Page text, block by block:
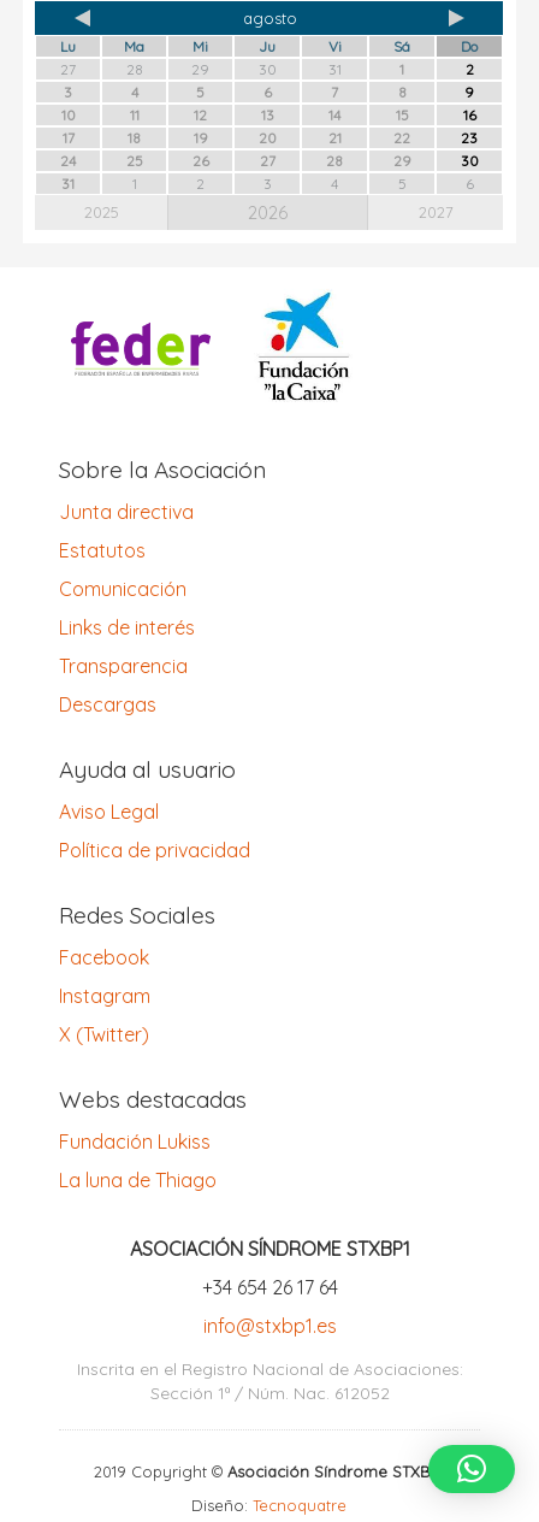
agosto
Lu Ma Mi Ju Vi Sá
Do
27
28 29 30 31 1
2
3
4 5 6 7 8
9
10
11 12 13 14 15
16
17
18 19 20 21 22
23
24
25 26 27 28 29
30
31
1 2 3 4 5 6
2025 2026 2027
Sobre la Asociación
Junta directiva
Estatutos
Comunicación
Links de interés
Transparencia
Descargas
Ayuda al usuario
Aviso Legal
Política de privacidad
Redes Sociales
Facebook
Instagram
X (Twitter)
Webs destacadas
Fundación Lukiss
La luna de Thiago
ASOCIACIÓN SÍNDROME STXBP1
‪+34 654 26 17 64‬
info@stxbp1.es
Inscrita en el Registro Nacional de Asociaciones:
Sección 1ª / Núm. Nac. 612052
2019 Copyright ©Asociación Síndrome STXBP1
Diseño:Tecnoquatre